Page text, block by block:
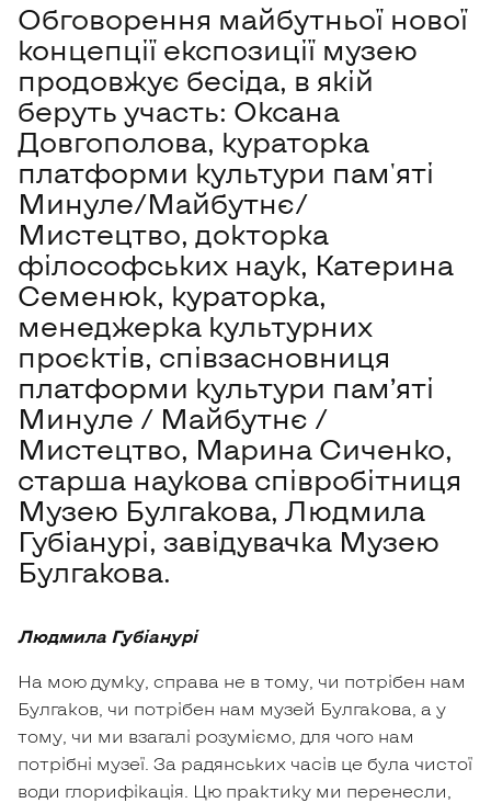
Обговорення майбутньої нової
концепції експозиції музею
продовжує бесіда, в якій
беруть участь: Оксана
Довгополова, кураторка
платформи культури пам'яті
Минуле/Майбутнє/
Мистецтво, докторка
філософських наук, Катерина
Семенюк, кураторка,
менеджерка культурних
проєктів, співзасновниця
платформи культури пам’яті
Минуле / Майбутнє /
Мистецтво, Марина Сиченко,
старша наукова співробітниця
Музею Булгакова, Людмила
Губіанурі, завідувачка Музею
Булгакова.
Людмила Губіанурі
На мою думку, справа не в тому, чи потрібен нам
Булгаков, чи потрібен нам музей Булгакова, а у
тому, чи ми взагалі розуміємо, для чого нам
потрібні музеї. За радянських часів це була чистої
води глорифікація. Цю практику ми перенесли,